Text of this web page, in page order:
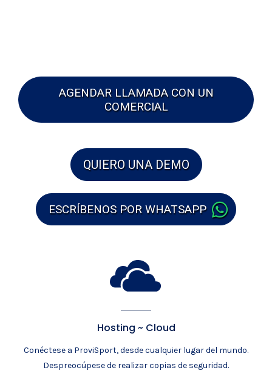
AGENDAR LLAMADA CON UN
COMERCIAL
QUIERO UNA DEMO
ESCRÍBENOS POR WHATSAPP
Hosting ~ Cloud
Conéctese a ProviSport, desde cualquier lugar del mundo.
Despreocúpese de realizar copias de seguridad.